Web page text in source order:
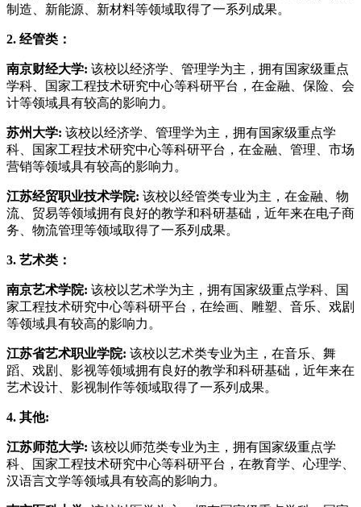
制造、新能源、新材料等领域取得了一系列成果。
2. 经管类：
南京财经大学: 该校以经济学、管理学为主，拥有国家级重点
学科、国家工程技术研究中心等科研平台，在金融、保险、会
计等领域具有较高的影响力。
苏州大学: 该校以经济学、管理学为主，拥有国家级重点学
科、国家工程技术研究中心等科研平台，在金融、管理、市场
营销等领域具有较高的影响力。
江苏经贸职业技术学院: 该校以经管类专业为主，在金融、物
流、贸易等领域拥有良好的教学和科研基础，近年来在电子商
务、物流管理等领域取得了一系列成果。
3. 艺术类：
南京艺术学院: 该校以艺术学为主，拥有国家级重点学科、国
家工程技术研究中心等科研平台，在绘画、雕塑、音乐、戏剧
等领域具有较高的影响力。
江苏省艺术职业学院: 该校以艺术类专业为主，在音乐、舞
蹈、戏剧、影视等领域拥有良好的教学和科研基础，近年来在
艺术设计、影视制作等领域取得了一系列成果。
4. 其他:
江苏师范大学: 该校以师范类专业为主，拥有国家级重点学
科、国家工程技术研究中心等科研平台，在教育学、心理学、
汉语言文学等领域具有较高的影响力。